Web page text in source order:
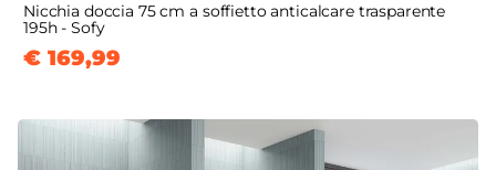
Nicchia doccia 75 cm a soffietto anticalcare trasparente
195h - Sofy
€ 169,99